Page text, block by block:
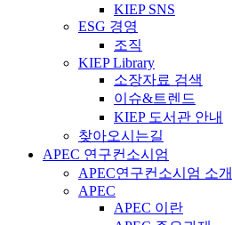
KIEP SNS
ESG 경영
조직
KIEP Library
소장자료 검색
이슈&트렌드
KIEP 도서관 안내
찾아오시는길
APEC 연구컨소시엄
APEC연구컨소시엄 소개
APEC
APEC 이란